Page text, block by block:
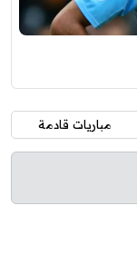
مباريات قادمة